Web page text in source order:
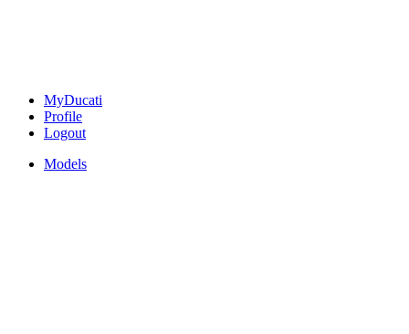
MyDucati
Profile
Logout
Models